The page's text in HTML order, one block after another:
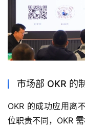
市场部 OKR 的
OKR 的成功应用离
位职责不同，OKR